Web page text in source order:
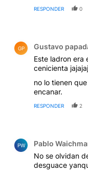
RESPONDER 0
GP Gustavo
Este ladron era
cenicienta
no lo tienen
encanar.
RESPONDER 2
PW Pablo
No se olvidan
desguace